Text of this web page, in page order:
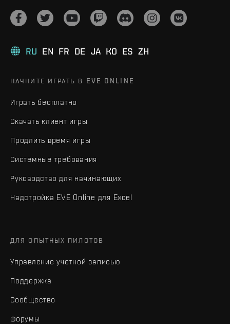
RU EN FR DE JA KO ES ZH
НАЧНИТЕ ИГРАТЬ В EVE ONLINE
Играть бесплатно
Скачать клиент игры
Продлить время игры
Системные требования
Руководство для начинающих
Надстройка EVE Online для Excel
ДЛЯ ОПЫТНЫХ ПИЛОТОВ
Управление учетной записью
Поддержка
Сообщество
Форумы